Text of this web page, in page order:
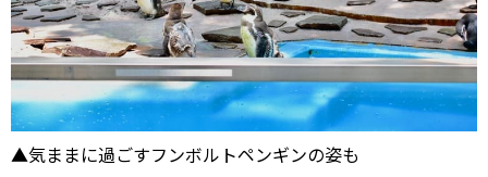
▲気ままに過ごすフンボルトペンギンの姿も